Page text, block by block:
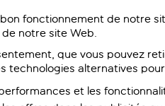
fonctionnement de notre
notre site Web.
que vous pouvez
technologies alternatives
et les